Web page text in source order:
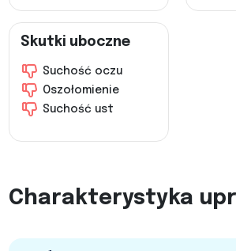
Skutki uboczne
Suchość oczu
Oszołomienie
Suchość ust
Charakterystyka